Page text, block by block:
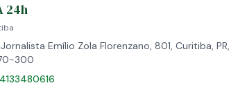
24h
Emílio Zola Florenzano, 801, Curitiba, PR,
300